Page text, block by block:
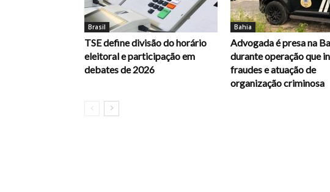
Brasil
TSE define divisão do horário
eleitoral e participação em
debates de 2026
Bahia
Advogada é presa na
durante operação que
fraudes e atuação de
organização criminosa